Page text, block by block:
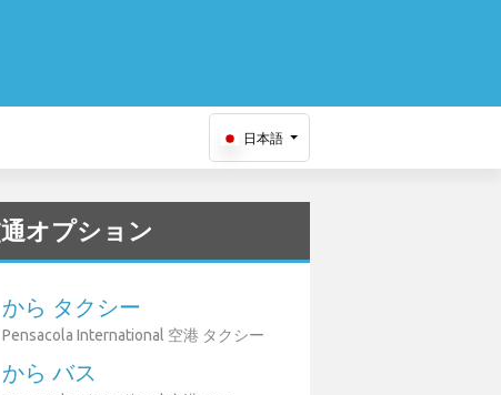
日本語
オプション
から タクシー
Pensacola International 空港 タクシー
から バス